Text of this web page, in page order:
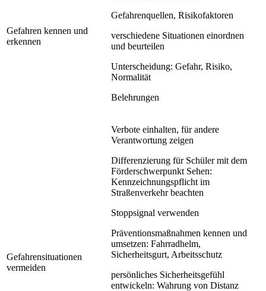
Gefahren kennen und
erkennen
Gefahrenquellen, Risikofaktoren
verschiedene Situationen einordnen
und beurteilen
Unterscheidung: Gefahr, Risiko,
Normalität
Belehrungen
Gefahrensituationen
vermeiden
Verbote einhalten, für andere
Verantwortung zeigen
Differenzierung für Schüler mit dem
Förderschwerpunkt Sehen:
Kennzeichnungspflicht im
Straßenverkehr beachten
Stoppsignal verwenden
Präventionsmaßnahmen kennen und
umsetzen: Fahrradhelm,
Sicherheitsgurt, Arbeitsschutz
persönliches Sicherheitsgefühl
entwickeln: Wahrung von Distanz